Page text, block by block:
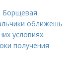
Борщевая
оближешь
условиях.
получения